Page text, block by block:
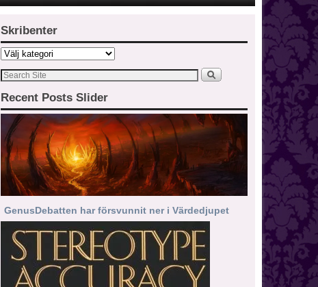
Skribenter
Recent Posts Slider
GenusDebatten har försvunnit ner i Värdedjupet